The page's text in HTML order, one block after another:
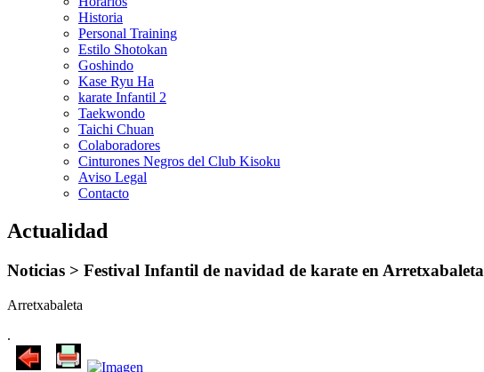
Historia
Personal Training
Estilo Shotokan
Goshindo
Kase Ryu Ha
karate Infantil 2
Taekwondo
Taichi Chuan
Colaboradores
Cinturones Negros del Club Kisoku
Aviso Legal
Contacto
Actualidad
Noticias > Festival Infantil de navidad de karate en Arretxabaleta
Arretxabaleta
.